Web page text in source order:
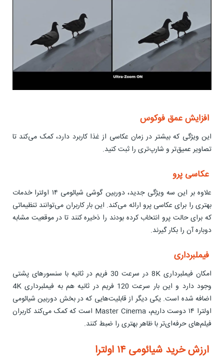
افزایش عمق فوکوس
این ویژگی که بیشتر در زمان عکاسی از غذا کاربرد دارد، کمک می‌کند تا
تصاویر عمیق‌تر و شارپ‌تری را ثبت کنید.
عکاسی پرو
علاوه بر این سه ویژگی جدید، دوربین گوشی شیائومی ۱۴ اولترا خدمات
بهتری را برای عکاسی پرو ارائه می‌کند. این بار کاربران می‌توانند تنظیماتی
که برای حالت پرو انتخاب کرده بودند را ذخیره کنند تا در موقعیت مشابه
دوباره آن را بکار گیرند.
فیملبرداری
امکان فیملبرداری 8K در سرعت 30 فریم در ثانیه با سنسورهای پشتی
وجود دارد و این بار سرعت 120 فریم در ثانیه هم به فیملبرداری 4K
اضافه شده است. یکی دیگر از قابلیت‌هایی که در بخش دوربین شیائومی
اولترا ۱۴ دوست داریم، Master Cinema است که کمک می‌کند کاربران
فیلم‌های حرفه‌ای‌تر با ظاهر بهتری را ضبط کنند.
ارزش خرید شیائومی ۱۴ اولترا